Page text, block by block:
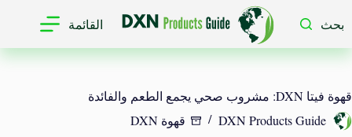
إلىبحث القائمة
قهوة فيتا DXN: مشروب صحي يجمع الطعم والفائدة
DXN Products Guide
قهوة DXN